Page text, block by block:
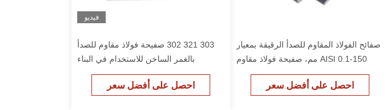
صفائح الفولاذ المقاوم للصدأ الرقيقة بمعيار
AISI 0.1-150 مم، صفيحة فولاذ مقاوم
للصدأ بسمك 3 مم
احصل على أفضل سعر
فيديو
303 321 302 صفيحة فولاذ مقاوم للصدأ
بالغمر الساخن للاستخدام في البناء
احصل على أفضل سعر